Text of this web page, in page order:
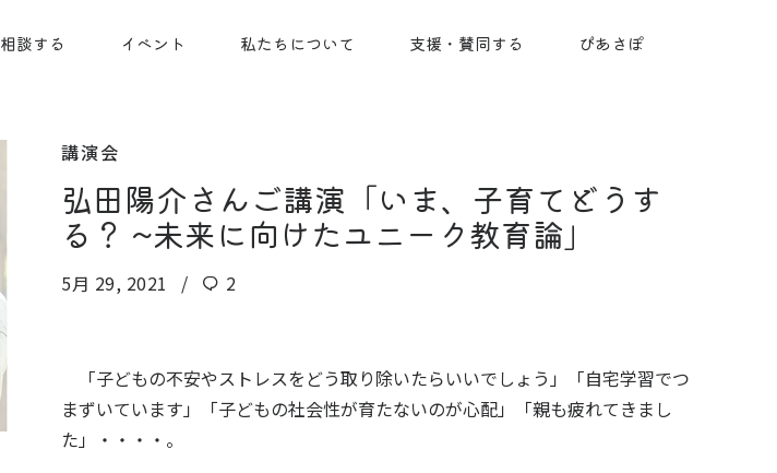
相談する イベント 私たちについて 支援・賛同する ぴあさぽ
講演会
弘田陽介さんご講演「いま、子育てどうす
る？ ~未来に向けたユニーク教育論」
5月 29, 2021 2
「子どもの不安やストレスをどう取り除いたらいいでしょう」「自宅学習でつ
まずいています」「子どもの社会性が育たないのが心配」「親も疲れてきまし
た」・・・・。